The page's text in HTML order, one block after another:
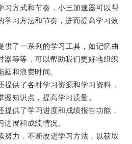
方式和节奏，小三加速器可以帮
学习方法和节奏，进而提高学习效
了一系列的学习工具，如记忆曲
器等等，可以帮助我们更好地组织
和浪费时间。
供了各种学习资源和学习资料，
知识点，提高学习质量。
供了学习进度和成绩报告功能，
展和成绩情况。
力，不断改进学习方法，以获取